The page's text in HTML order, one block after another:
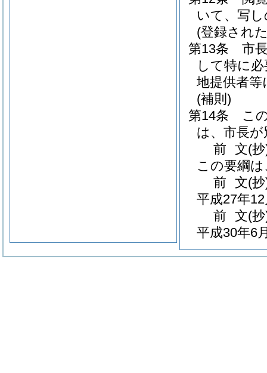
いて、写
(登録され
第13条
市
して特に
地提供者
(補則)
第14条
こ
は、市長
前文(
この要綱
前文(
平成27年
前文(
平成30年6